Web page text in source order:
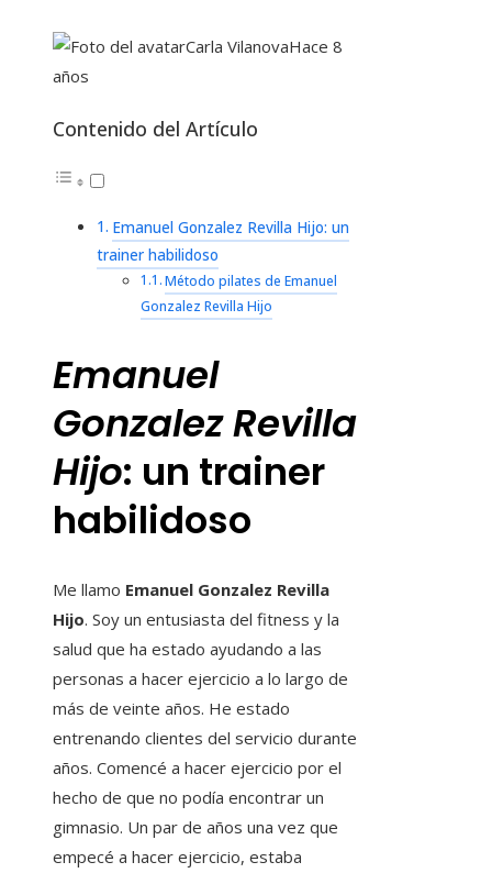
Carla VilanovaHace 8
años
Contenido del Artículo
Emanuel Gonzalez Revilla Hijo: un
trainer habilidoso
Método pilates de Emanuel
Gonzalez Revilla Hijo
Emanuel
Gonzalez Revilla
Hijo: un trainer
habilidoso
Me llamo Emanuel Gonzalez Revilla
Hijo. Soy un entusiasta del fitness y la
salud que ha estado ayudando a las
personas a hacer ejercicio a lo largo de
más de veinte años. He estado
entrenando clientes del servicio durante
años. Comencé a hacer ejercicio por el
hecho de que no podía encontrar un
gimnasio. Un par de años una vez que
empecé a hacer ejercicio, estaba